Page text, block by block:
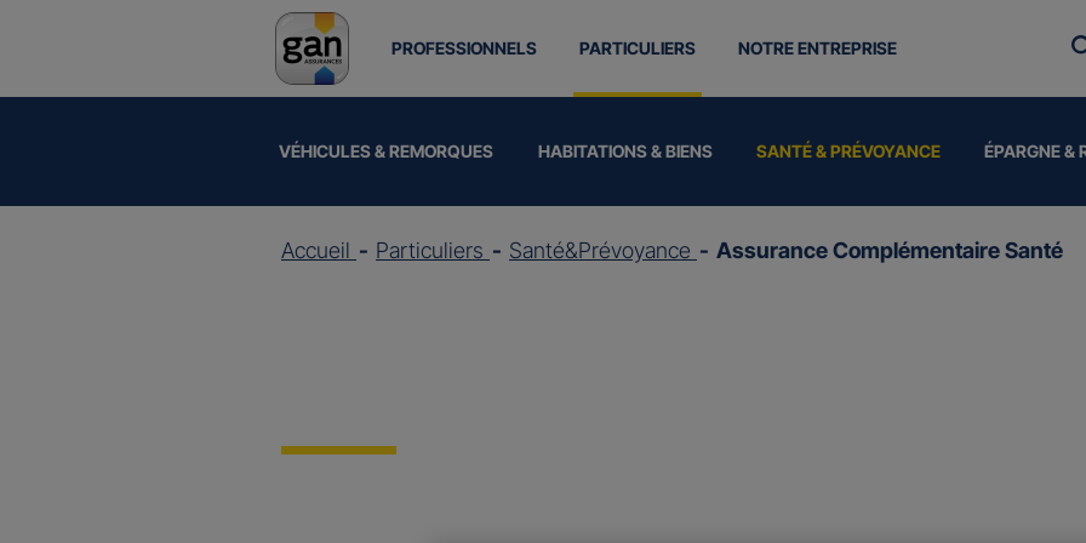
PROFESSIONNELS PARTICULIERS
VÉHICULES & REMORQUES HABITATIONS & BIENS SANTÉ & PRÉVOYANCE ÉPARGNE &
NOTRE ENTREPRISE
Accueil Particuliers Santé&Prévoyance Assurance Complémentaire Santé